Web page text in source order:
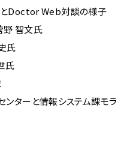
とDoctor Web対談の様子
野 智文氏
氏
氏
ンターと情報システム課モラ